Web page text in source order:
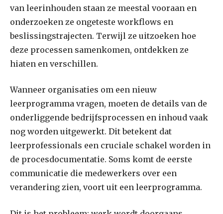
van leerinhouden staan ​​ze meestal vooraan en
onderzoeken ze ongeteste workflows en
beslissingstrajecten. Terwijl ze uitzoeken hoe
deze processen samenkomen, ontdekken ze
hiaten en verschillen.
Wanneer organisaties om een ​​nieuw
leerprogramma vragen, moeten de details van de
onderliggende bedrijfsprocessen en inhoud vaak
nog worden uitgewerkt. Dit betekent dat
leerprofessionals een cruciale schakel worden in
de procesdocumentatie. Soms komt de eerste
communicatie die medewerkers over een
verandering zien, voort uit een leerprogramma.